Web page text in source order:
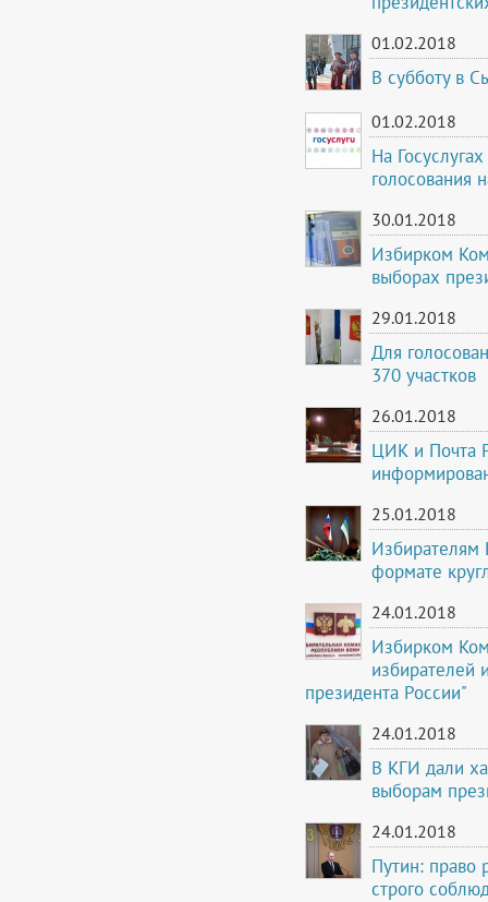
01.02.2018
В субботу в
01.02.2018
На
голосования
30.01.2018
Избирком
выборах
29.01.2018
Для
370 участков
26.01.2018
ЦИК и Почта
25.01.2018
Избирателям
формате
24.01.2018
Избирком
избирателей
президента России"
24.01.2018
В КГИ дали
выборам
24.01.2018
Путин: право
строго